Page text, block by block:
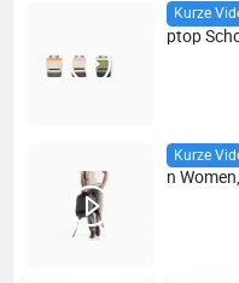
Kurze
ptop
Kurze
n